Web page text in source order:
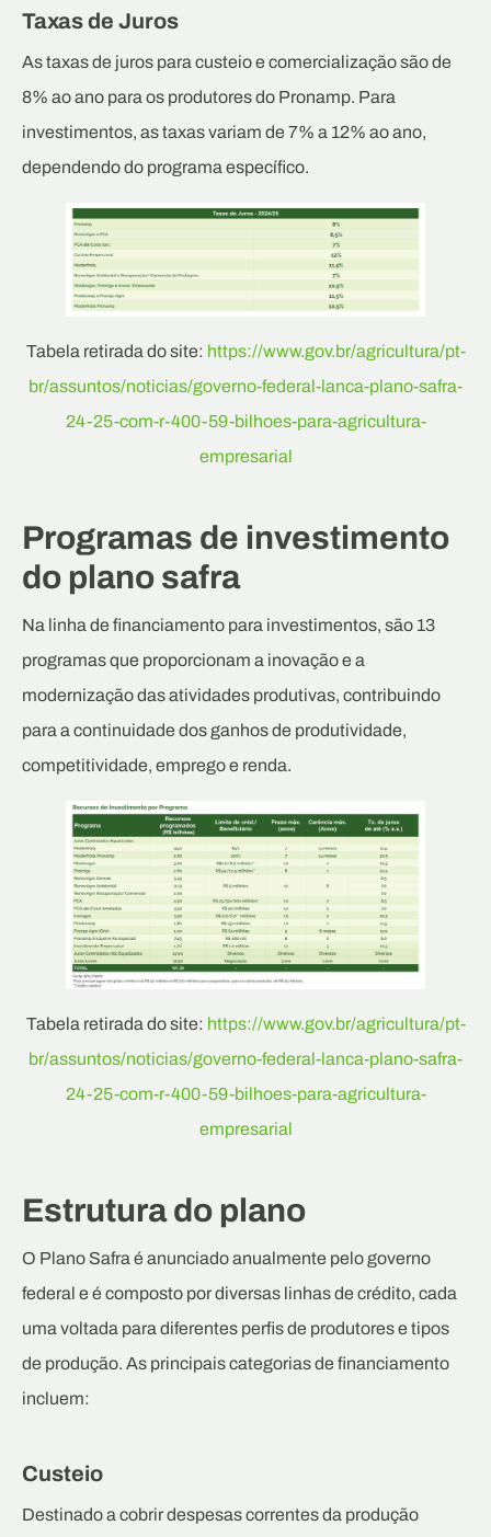
Taxas de Juros
As taxas de juros para custeio e comercialização são de
8% ao ano para os produtores do Pronamp. Para
investimentos, as taxas variam de 7% a 12% ao ano,
dependendo do programa específico.
Tabela retirada do site: https://www.gov.br/agricultura/pt-
br/assuntos/noticias/governo-federal-lanca-plano-safra-
24-25-com-r-400-59-bilhoes-para-agricultura-
empresarial
Programas de investimento
do plano safra
Na linha de financiamento para investimentos, são 13
programas que proporcionam a inovação e a
modernização das atividades produtivas, contribuindo
para a continuidade dos ganhos de produtividade,
competitividade, emprego e renda.
Tabela retirada do site: https://www.gov.br/agricultura/pt-
br/assuntos/noticias/governo-federal-lanca-plano-safra-
24-25-com-r-400-59-bilhoes-para-agricultura-
empresarial
Estrutura do plano
O Plano Safra é anunciado anualmente pelo governo
federal e é composto por diversas linhas de crédito, cada
uma voltada para diferentes perfis de produtores e tipos
de produção. As principais categorias de financiamento
incluem:
Custeio
Destinado a cobrir despesas correntes da produção